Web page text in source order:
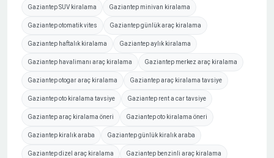
Gaziantep SUV kiralama Gaziantep minivan kiralama
Gaziantep otomatik vites Gaziantep günlük araç kiralama
Gaziantep haftalık kiralama Gaziantep aylık kiralama
Gaziantep havalimanı araç kiralama Gaziantep merkez araç kiralama
Gaziantep otogar araç kiralama Gaziantep araç kiralama tavsiye
Gaziantep oto kiralama tavsiye Gaziantep rent a car tavsiye
Gaziantep araç kiralama öneri Gaziantep oto kiralama öneri
Gaziantep kiralık araba Gaziantep günlük kiralık araba
Gaziantep dizel araç kiralama Gaziantep benzinli araç kiralama